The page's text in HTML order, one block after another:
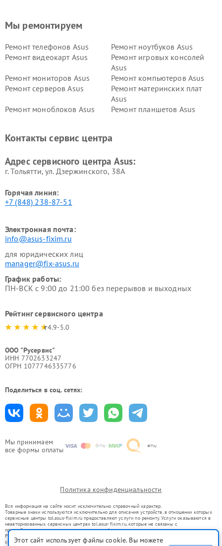
Мы принимаем
все формы оплаты
Мы ремонтируем
Ремонт телефонов Asus
Ремонт ноутбуков Asus
Ремонт видеокарт Asus
Ремонт игровых консолей
Asus
Ремонт мониторов Asus
Ремонт компьютеров Asus
Ремонт серверов Asus
Ремонт материнских плат
Asus
Ремонт моноблоков Asus
Ремонт планшетов Asus
Контакты сервис центра
Адрес сервисного центра Asus:
г. Тольятти, ул. Дзержинского, 38А
Горячая линия:
+7 (848) 238-87-51
Электронная почта:
info@asus-fixim.ru
для юридических лиц
manager@fix-asus.ru
График работы:
ПН-ВСК с 9:00 до 21:00 без перерывов и выходных
Рейтинг сервисного центра
4.9-5.0
ООО "Русервис"
ИНН 7702633247
ОГРН 1077746335776
Поделиться в соц. сетях:
Политика конфиденциальности
Вся информация на сайте носит исключительно справочный характер.
Товарные знаки используются исключительно для описания устройств, в отношении которых
сервисные центры tol.asus-fixim.ru предоставляют услуги по ремонту. Услуги оказываются в
неавторизованных сервисных центрах tol.asus-fixim.ru, которые не связаны с
правообладателями товарных знаков или их официальными представителями.
Ремонт осуществляется для устройств, уже введенных в гражданский оборот в соответствии
со статьей 1487 ГК РФ.
Этот сайт использует файлы cookie. Вы можете